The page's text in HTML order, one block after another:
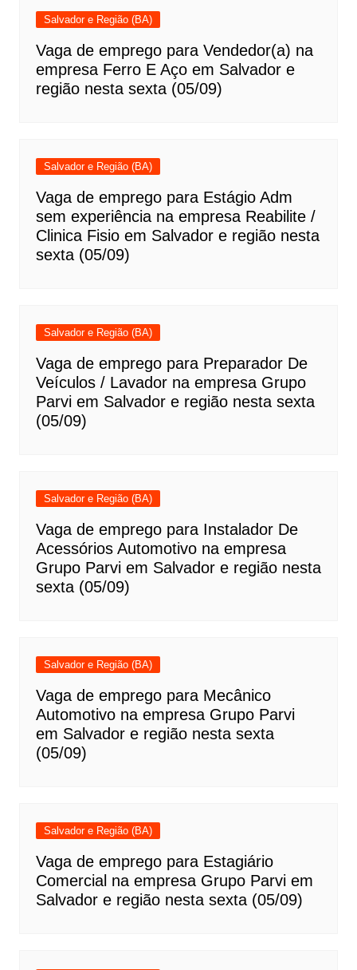
Salvador e Região (BA)
Vaga de emprego para Vendedor(a) na
empresa Ferro E Aço em Salvador e
região nesta sexta (05/09)
Salvador e Região (BA)
Vaga de emprego para Estágio Adm
sem experiência na empresa Reabilite /
Clinica Fisio em Salvador e região nesta
sexta (05/09)
Salvador e Região (BA)
Vaga de emprego para Preparador De
Veículos / Lavador na empresa Grupo
Parvi em Salvador e região nesta sexta
(05/09)
Salvador e Região (BA)
Vaga de emprego para Instalador De
Acessórios Automotivo na empresa
Grupo Parvi em Salvador e região nesta
sexta (05/09)
Salvador e Região (BA)
Vaga de emprego para Mecânico
Automotivo na empresa Grupo Parvi
em Salvador e região nesta sexta
(05/09)
Salvador e Região (BA)
Vaga de emprego para Estagiário
Comercial na empresa Grupo Parvi em
Salvador e região nesta sexta (05/09)